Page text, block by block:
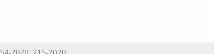
54-2020, 215-2020